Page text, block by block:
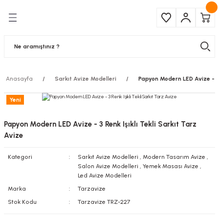
Anasayfa Sarkıt Avize Modelleri Papyon Modern LED Avize -
Yeni
Papyon Modern LED Avize - 3 Renk Işıklı Tekli Sarkıt Tarz
Avize
Kategori Sarkıt Avize Modelleri , Modern Tasarım Avize ,
Salon Avize Modelleri , Yemek Masası Avize ,
Led Avize Modelleri
Marka
Tarzavize
Stok Kodu
Tarzavize TRZ-227